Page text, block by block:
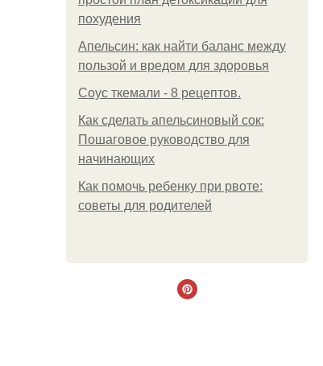
похудения
Апельсин: как найти баланс между
пользой и вредом для здоровья
Соус ткемали - 8 рецептов.
Как сделать апельсиновый сок:
Пошаговое руководство для
начинающих
Как помочь ребенку при рвоте:
советы для родителей